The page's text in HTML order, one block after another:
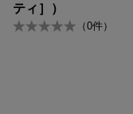
ティ］）
（0件）